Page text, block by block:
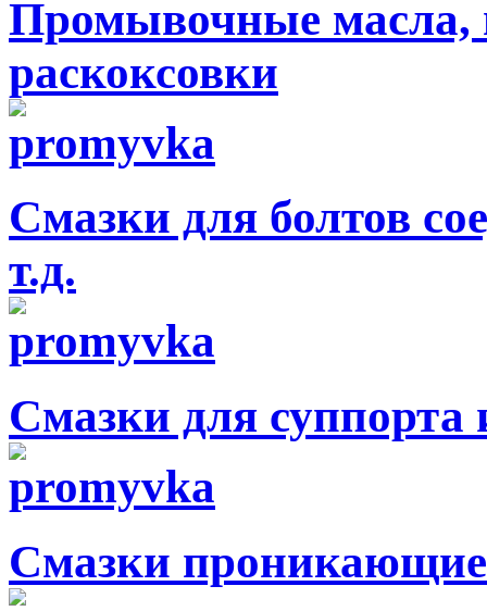
Промывочные масла,
раскоксовки
Смазки для болтов
т.д.
Смазки для
Смазки